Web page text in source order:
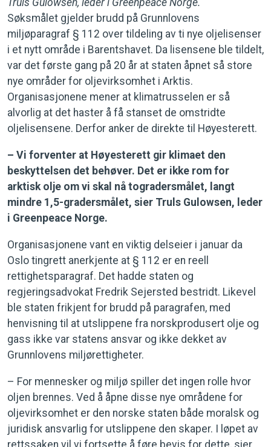
Truls Gulowsen, leder i Greenpeace Norge.
Søksmålet gjelder brudd på Grunnlovens
miljøparagraf § 112 over tildeling av ti nye oljelisenser
i et nytt område i Barentshavet. Da lisensene ble tildelt,
var det første gang på 20 år at staten åpnet så store
nye områder for oljevirksomhet i Arktis.
Organisasjonene mener at klimatrusselen er så
alvorlig at det haster å få stanset de omstridte
oljelisensene. Derfor anker de direkte til Høyesterett.
– Vi forventer at Høyesterett gir klimaet den
beskyttelsen det behøver. Det er ikke rom for
arktisk olje om vi skal nå togradersmålet, langt
mindre 1,5-gradersmålet, sier Truls Gulowsen, leder
i Greenpeace Norge.
Organisasjonene vant en viktig delseier i januar da
Oslo tingrett anerkjente at § 112 er en reell
rettighetsparagraf. Det hadde staten og
regjeringsadvokat Fredrik Sejersted bestridt. Likevel
ble staten frikjent for brudd på paragrafen, med
henvisning til at utslippene fra norskprodusert olje og
gass ikke var statens ansvar og ikke dekket av
Grunnlovens miljørettigheter.
– For mennesker og miljø spiller det ingen rolle hvor
oljen brennes. Ved å åpne disse nye områdene for
oljevirksomhet er den norske staten både moralsk og
juridisk ansvarlig for utslippene den skaper. I løpet av
rettssaken vil vi fortsette å føre bevis for dette, sier